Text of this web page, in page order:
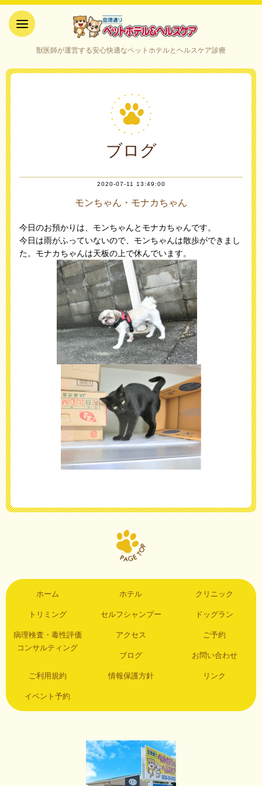
ケア｜山口県宇部市
獣医師が運営する安心快適なペットホテルとヘルスケア診療
ブログ
2020-07-11 13:49:00
モンちゃん・モナカちゃん
今日のお預かりは、モンちゃんとモナカちゃんです。
今日は雨がふっていないので、モンちゃんは散歩ができまし
た。モナカちゃんは天板の上で休んでいます。
ホーム ホテル クリニック
トリミング セルフシャンプー ドッグラン
病理検査・毒性評価
コンサルティング
アクセス ご予約
ブログ お問い合わせ
ご利用規約 情報保護方針 リンク
イベント予約